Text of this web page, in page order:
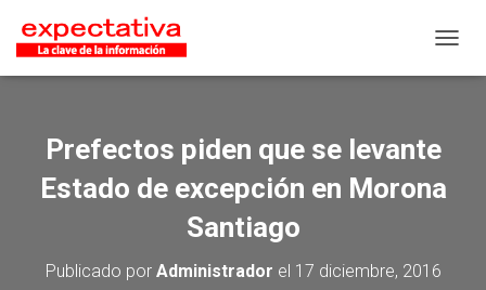
Prefectos piden que se levante
Estado de excepción en Morona
Santiago
Publicado por Administrador el 17 diciembre, 2016